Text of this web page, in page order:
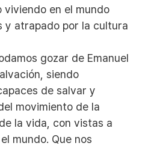
en el mundo
y atrapado por la cultura
gozar de Emanuel
siendo
de salvar y
movimiento de la
la vida, con vistas a
mundo. Que nos